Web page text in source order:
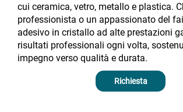
cui ceramica, vetro, metallo e plastica.
professionista o un appassionato del
adesivo in cristallo ad alte prestazioni
risultati professionali ogni volta,
impegno verso qualità e durata.
Richiesta